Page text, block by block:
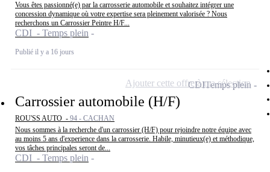
Vous êtes passionné(e) par la carrosserie automobile et souhaitez intégrer une
concession dynamique où votre expertise sera pleinement valorisée ? Nous
recherchons un Carrossier Peintre H/F...
CDI - Temps plein
Publié il y a 16 jours
Carrossier automobile (H/F)
ROU'SS AUTO - 94 - CACHAN
Nous sommes à la recherche d'un carrossier (H/F) pour rejoindre notre équipe avec
au moins 5 ans d'experience dans la carrosserie. Habile, minutieux(e) et méthodique,
vos tâches principales seront de...
CDI - Temps plein
CDITemps plein
Ajouter cette offre à ma sélection